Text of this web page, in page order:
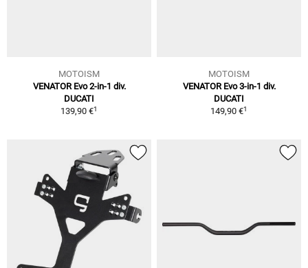
MOTOISM
VENATOR Evo 2-in-1 div.
DUCATI
139,90 €1
MOTOISM
VENATOR Evo 3-in-1 div.
DUCATI
149,90 €1